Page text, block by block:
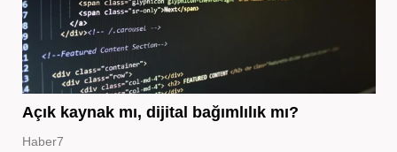
Açık kaynak mı, dijital bağımlılık mı?
Haber7